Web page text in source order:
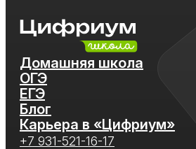
Домашняя школа
ОГЭ
ЕГЭ
Блог
Карьера в «Цифриум»
+7 931-521-16-17